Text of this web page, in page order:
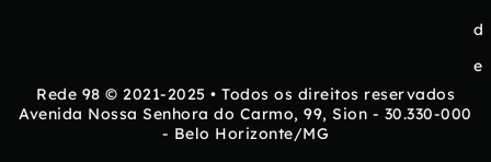
d
e
Rede 98 © 2021-2025 • Todos os direitos reservados
Avenida Nossa Senhora do Carmo, 99, Sion - 30.330-000
- Belo Horizonte/MG